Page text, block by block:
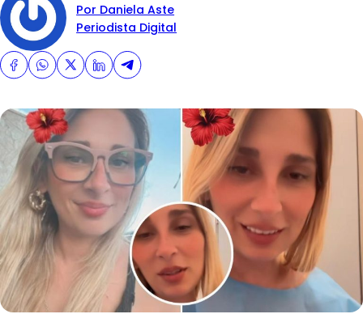
Por Daniela Aste
Periodista Digital